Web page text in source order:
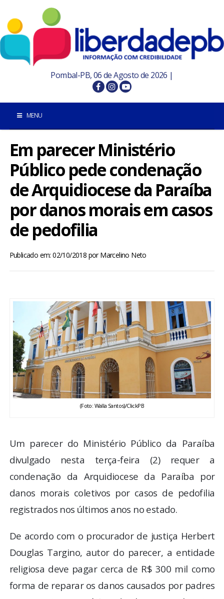
Pombal-PB, 06 de Agosto de 2026 |
MENU
POMBAL E REGIÃO
BRASIL
MUNDO
ENTRETENIMENTO
ENQUETE
TV LPB
FOTOS
Em parecer Ministério
Público pede condenação
de Arquidiocese da Paraíba
por danos morais em casos
de pedofilia
Publicado em: 02/10/2018 porMarcelino Neto
(Foto: Walla Santos)/ClickPB
Um parecer do Ministério Público da Paraíba
divulgado nesta terça-feira (2) requer a
condenação da Arquidiocese da Paraíba por
danos morais coletivos por casos de pedofilia
registrados nos últimos anos no estado.
De acordo com o procurador de justiça Herbert
Douglas Targino, autor do parecer, a entidade
religiosa deve pagar cerca de R$ 300 mil como
forma de reparar os danos causados por padres